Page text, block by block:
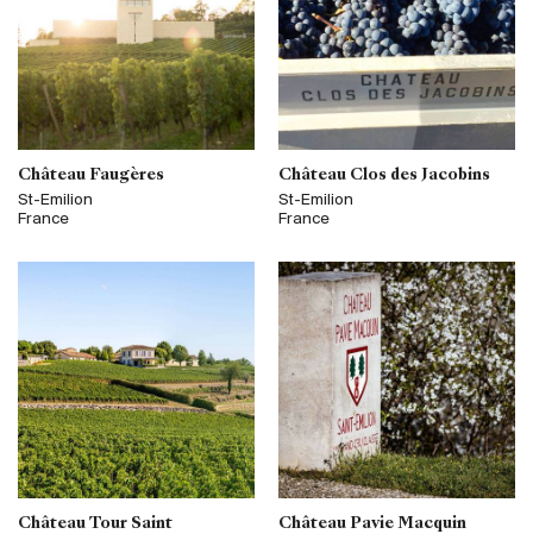
Château Faugères
St-Emilion
France
Château Clos des Jacobins
St-Emilion
France
Château Tour Saint
Château Pavie Macquin